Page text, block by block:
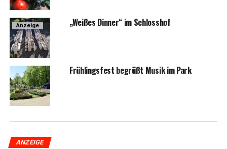
Anzeige „Wei­ßes Din­ner“ im Schlosshof
Früh­lings­fest begrüßt Musik im Park
ANZEIGE